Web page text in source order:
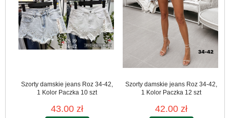
Szorty damskie jeans Roz 34-42,
1 Kolor Paczka 10 szt
43.00 zł
Szorty damskie jeans Roz 34-42,
1 Kolor Paczka 12 szt
42.00 zł